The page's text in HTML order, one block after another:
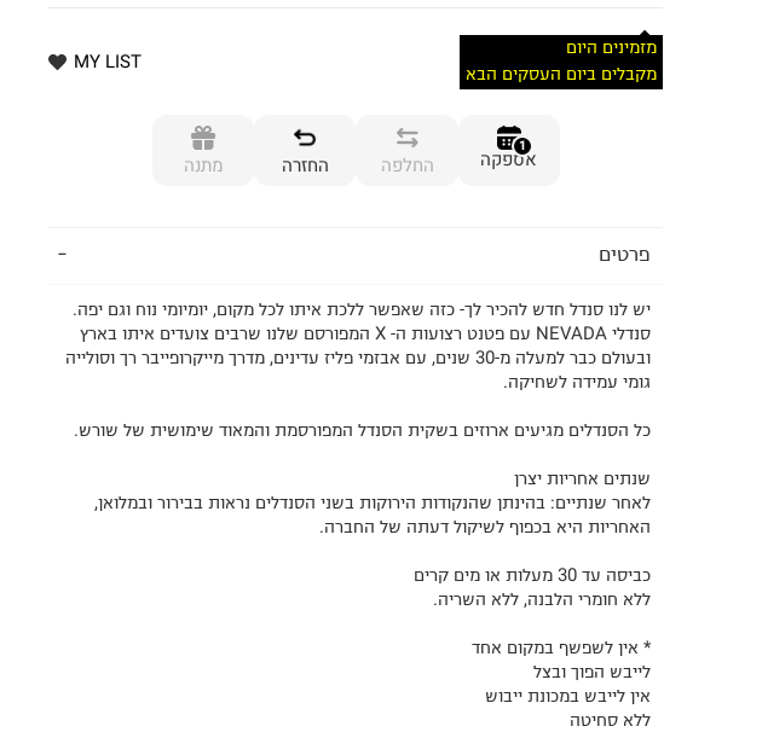
מזמינים היום
מקבלים ביום העסקים הבא
MY LIST
1
אספקה החלפה החזרה מתנה
פרטים
יש לנו סנדל חדש להכיר לך- כזה שאפשר ללכת איתו לכל מקום, יומיומי נוח וגם יפה.
סנדלי NEVADA עם פטנט רצועות ה- X המפורסם שלנו שרבים צועדים איתו בארץ
ובעולם כבר למעלה מ-30 שנים, עם אבזמי פליז עדינים, מדרך מייקרופייבר רך וסולייה
גומי עמידה לשחיקה.
כל הסנדלים מגיעים ארוזים בשקית הסנדל המפורסמת והמאוד שימושית של שורש.
שנתים אחריות יצרן
לאחר שנתיים: בהינתן שהנקודות הירוקות בשני הסנדלים נראות בבירור ובמלואן,
האחריות היא בכפוף לשיקול דעתה של החברה.
כביסה עד 30 מעלות או מים קרים
ללא חומרי הלבנה, ללא השריה.
* אין לשפשף במקום אחד
לייבש הפוך ובצל
אין לייבש במכונת ייבוש
ללא סחיטה